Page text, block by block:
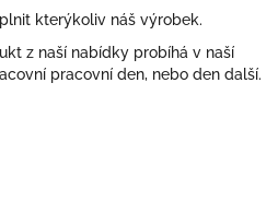
kterýkoliv náš výrobek.
z naší nabídky probíhá v naší
pracovní den, nebo den další.